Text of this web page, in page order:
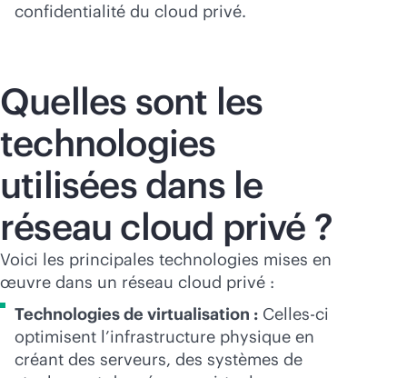
confidentialité du cloud privé.
Quelles sont les
technologies
utilisées dans le
réseau cloud privé ?
Voici les principales technologies mises en
œuvre dans un réseau cloud privé :
Technologies de virtualisation : Celles-ci
optimisent l’infrastructure physique en
créant des serveurs, des systèmes de